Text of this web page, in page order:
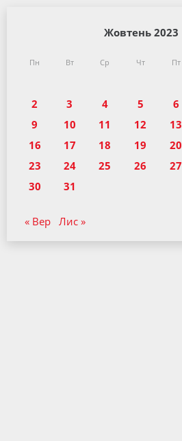
Жовтень 2023
Пн Вт Ср Чт Пт
2
3 4 5 6
9
10 11 12 13
16
17 18 19 20
23
24 25 26 27
30
31
« Вер Лис »